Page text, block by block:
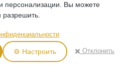
персонализации. Вы можете
разрешить.
⚙️ Настроить ✖️ Отклонить